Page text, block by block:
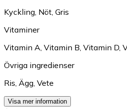
Kyckling, Nöt, Gris
Vitaminer
Vitamin A, Vitamin B, Vitamin D,
Övriga ingredienser
Ris, Ägg, Vete
Visa mer information